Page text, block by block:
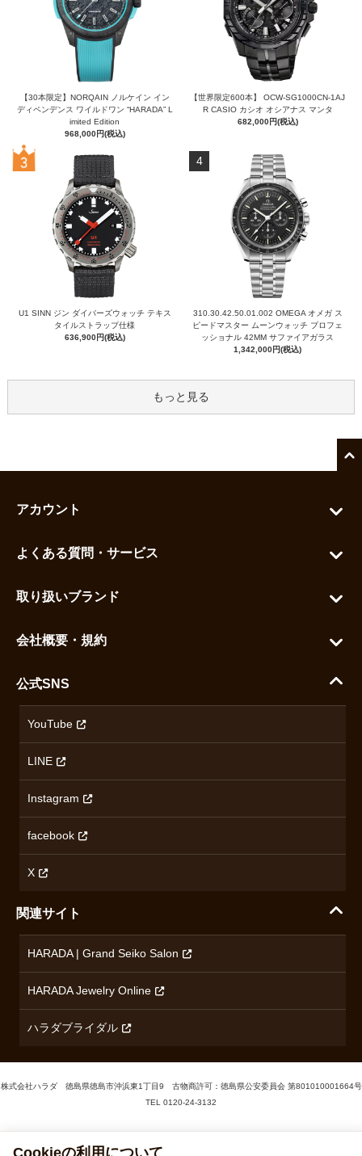
【30本限定】NORQAIN ノルケイン イン
ディペンデンス ワイルドワン “HARADA” L
imited Edition
968,000円(税込)
【世界限定600本】 OCW-SG1000CN-1AJ
R CASIO カシオ オシアナス マンタ
682,000円(税込)
U1 SINN ジン ダイバーズウォッチ テキス
タイルストラップ仕様
636,900円(税込)
4
310.30.42.50.01.002 OMEGA オメガ ス
ピードマスター ムーンウォッチ プロフェ
ッショナル 42MM サファイアガラス
1,342,000円(税込)
もっと見る
アカウント
お気に入りを見る
よくある質問・サービス
ご利用ガイド
配送・送料について
ハラダの保証とアフターサービス
取り扱いブランド
セイコー
カシオ
オリエントスター
ロンジン
チューダー
ブランド一覧を見る
会社概要・規約
沿革
プライバシーポリシー
無断転載・商用利用について
コンテンツ制作ポリシーおよび生成AIの利用指針
公式SNS
YouTube
LINE
Instagram
facebook
X
関連サイト
HARADA | Grand Seiko Salon
HARADA Jewelry Online
ハラダブライダル
株式会社ハラダ 徳島県徳島市沖浜東1丁目9 古物商許可：徳島県公安委員会 第801010001664号
TEL 0120-24-3132
© 1929‐2026 Harada
Cookieの利用について